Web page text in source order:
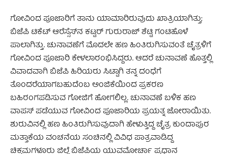
ಗೋವಿಂದ ಪೂಜಾರಿಗೆ ತಾನು ಯಾಮಾರಿರುವುದು ಖಾತ್ರಿಯಾಗಿತ್ತು;
ಬಿಜೆಪಿ ಟಿಕೆಟ್ ಆರೆಸ್ಸೆಸ್‌ನ ಕಟ್ಟರ್ ಗುರುರಾಜ್ ಶೆಟ್ಟಿ ಗಂಟಿಹೊಳೆ
ಪಾಲಾಗಿತ್ತು. ಚುನಾವಣೆಗೆ ಮೊದಲೇ ಹಣ ಹಿಂತಿರುಗಿಸುವಂತೆ ಚೈತ್ರಳಿಗೆ
ಗೋವಿಂದ ಪೂಜಾರಿ ಕೇಳಲಾರಂಭಿಸಿದ್ದರು. ಆದರೆ ಚುನಾವಣೆ ಹೊತ್ತಲ್ಲಿ
ವಿವಾದವಾಗಿ ಬಿಜೆಪಿ ಹಿರಿಯರು ಸಿಟ್ಟಾಗಿ ತನ್ನ ದಂಧೆಗೆ
ತೊಂದರೆಯಾಗಬಹುದೆಂಬ ಅಂಜಿಕೆಯಿಂದ ಪ್ರಕರಣ
ಬಹಿರಂಗಪಡಿಸುವ ಗೋಜಿಗೆ ಹೋಗಲಿಲ್ಲ. ಚುನಾವಣೆ ಬಳಿಕ ಹಣ
ವಾಪಸ್ ಪಡೆಯುವ ಗೋವಿಂದ ಪೂಜಾರಿಯ ಪ್ರಯತ್ನ ಜೋರಾಯಿತು.
ಶುರುವಿನಲ್ಲಿ ಹಣ ಹಿಂತಿರುಗಿಸುವುದಾಗಿ ಹೇಳುತ್ತಿದ್ದ ಚೈತ್ರ ಕುಂದಾಪುರ
ಮತ್ತಾಕೆಯ ವಂಚನೆಯ ಸಂಚಿನಲ್ಲಿ ವಿವಿಧ ಪಾತ್ರವಾಡಿದ್ದ